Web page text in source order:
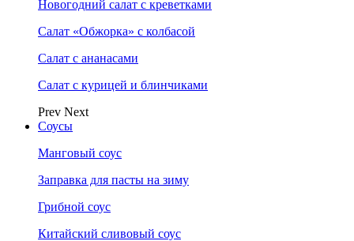
Новогодний салат с креветками
Салат «Обжорка» с колбасой
Салат с ананасами
Салат с курицей и блинчиками
Prev Next
Соусы
Манговый соус
Заправка для пасты на зиму
Грибной соус
Китайский сливовый соус